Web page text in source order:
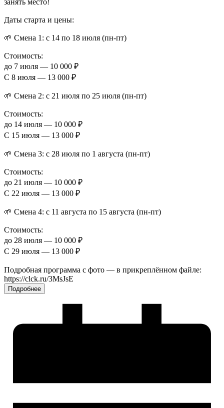
занять место!
Даты старта и цены:
🌱 Смена 1: с 14 по 18 июля (пн-пт)
Стоимость:
до 7 июля — 10 000 ₽
С 8 июля — 13 000 ₽
🌱 Смена 2: с 21 июля по 25 июля (пн-пт)
Стоимость:
до 14 июля — 10 000 ₽
С 15 июля — 13 000 ₽
🌱 Смена 3: с 28 июля по 1 августа (пн-пт)
Стоимость:
до 21 июля — 10 000 ₽
С 22 июля — 13 000 ₽
🌱 Смена 4: с 11 августа по 15 августа (пн-пт)
Стоимость:
до 28 июля — 10 000 ₽
С 29 июля — 13 000 ₽
Подробная программа с фото — в прикреплённом файле:
https://clck.ru/3MsJsE
Подробнее